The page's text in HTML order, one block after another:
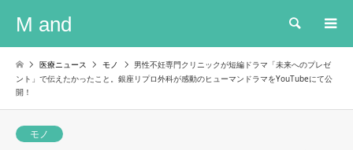
M and 検索
医療ニュース モノ
男性不妊専門クリニックが短編ドラマ「未来へのプレゼ
ント」で伝えたかったこと。銀座リプロ外科が感動のヒューマンドラマをYouTubeにて公
開！
モノ